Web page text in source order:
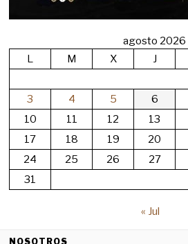
agosto 2026
L
M X J
3
4 5 6
10
11 12 13
17
18 19 20
24
25 26 27
31
« Jul
NOSOTROS